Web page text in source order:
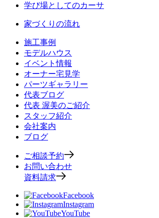
学び場としてのカーサ
家づくりの流れ
施工事例
モデルハウス
イベント情報
オーナー宅見学
パーツギャラリー
代表ブログ
代表 渥美のご紹介
スタッフ紹介
会社案内
ブログ
ご相談予約
お問い合わせ
資料請求
Facebook
Instagram
YouTube